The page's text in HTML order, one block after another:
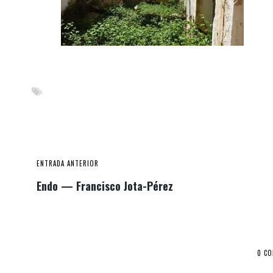
ENTRADA ANTERIOR
Endo — Francisco Jota-Pérez
0